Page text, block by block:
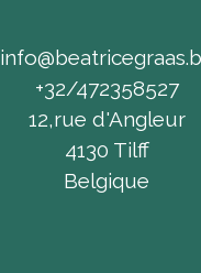
+32/472358527
12,rue d'Angleur
4130 Tilff
Belgique